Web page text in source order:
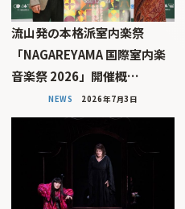
流山発の本格派室内楽祭
「NAGAREYAMA 国際室内楽
音楽祭 2026」開催概…
NEWS 2026年7月3日